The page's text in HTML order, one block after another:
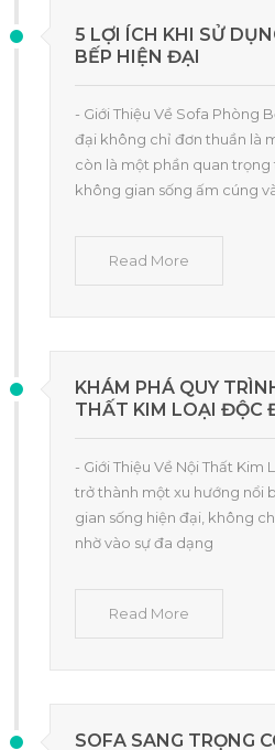
5 LỢI ÍCH KHI SỬ
BẾP HIỆN ĐẠI
- Giới Thiệu Về Sofa Phòng
đại không chỉ đơn thuần là
còn là một phần quan
không gian sống ấm cúng
Read More
KHÁM PHÁ QUY
THẤT KIM LOẠI ĐỘC
- Giới Thiệu Về Nội Thất
trở thành một xu hướng nổi
gian sống hiện đại, không
nhờ vào sự đa dạng
Read More
SOFA SANG TRỌNG